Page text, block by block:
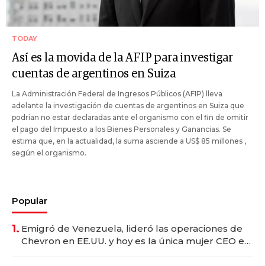
TODAY
Así es la movida de la AFIP para investigar
cuentas de argentinos en Suiza
La Administración Federal de Ingresos Públicos (AFIP) lleva
adelante la investigación de cuentas de argentinos en Suiza que
podrían no estar declaradas ante el organismo con el fin de omitir
el pago del Impuesto a los Bienes Personales y Ganancias. Se
estima que, en la actualidad, la suma asciende a US$ 85 millones ,
según el organismo.
Popular
1. Emigró de Venezuela, lideró las operaciones de
Chevron en EE.UU. y hoy es la única mujer CEO en